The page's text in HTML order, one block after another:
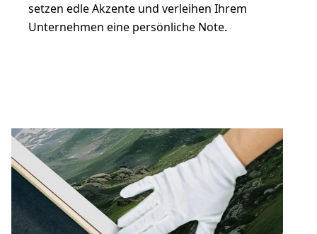
setzen edle Akzente und verleihen Ihrem
Unternehmen eine persönliche Note.